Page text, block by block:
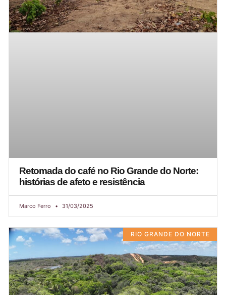
Retomada do café no Rio Grande do Norte:
histórias de afeto e resistência
Marco Ferro 31/03/2025
RIO GRANDE DO NORTE